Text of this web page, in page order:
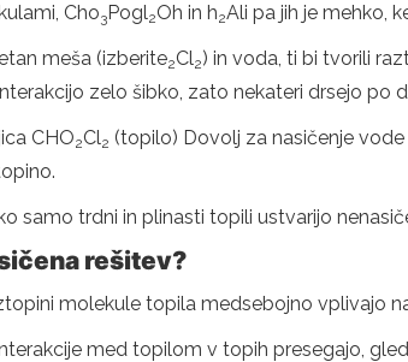
Cho3Pogl2Oh in h2Ali pa jih je mehko,
meša (izberite2Cl2) in voda, ti bi tvorili
zelo šibko, zato nekateri drsejo po
CHO2Cl2 (topilo) Dovolj za nasičenje
samo trdni in plinasti topili ustvarijo
rešitev?
molekule topila medsebojno vplivajo
med topilom v topih presegajo,